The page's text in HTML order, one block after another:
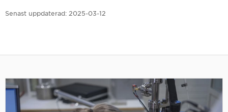
Senast uppdaterad: 2025-03-12